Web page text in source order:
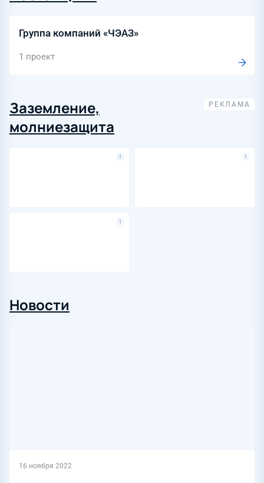
Группа компаний «ЧЭАЗ»
1 проект
Заземление,
молниезащита
Новости
16 ноября 2022